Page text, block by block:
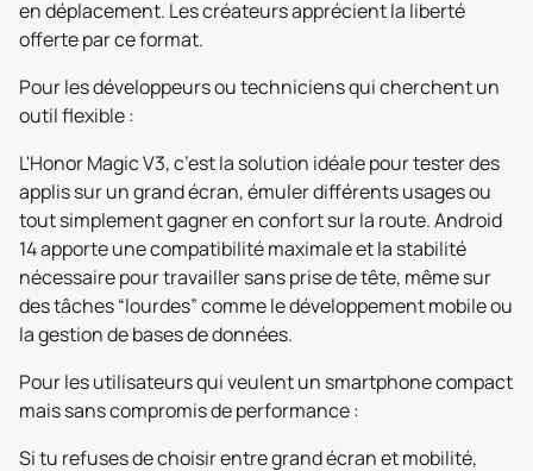
en déplacement. Les créateurs apprécient la liberté
offerte par ce format.
Pour les développeurs ou techniciens qui cherchent un
outil flexible :
L'Honor Magic V3, c’est la solution idéale pour tester des
applis sur un grand écran, émuler différents usages ou
tout simplement gagner en confort sur la route. Android
14 apporte une compatibilité maximale et la stabilité
nécessaire pour travailler sans prise de tête, même sur
des tâches “lourdes” comme le développement mobile ou
la gestion de bases de données.
Pour les utilisateurs qui veulent un smartphone compact
mais sans compromis de performance :
Si tu refuses de choisir entre grand écran et mobilité,